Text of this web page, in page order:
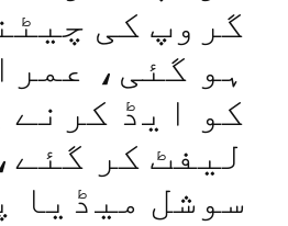
گروپ کی
ہو گئی،
کو ایڈ کرنے
لیفٹ کر
سوشل میڈیا